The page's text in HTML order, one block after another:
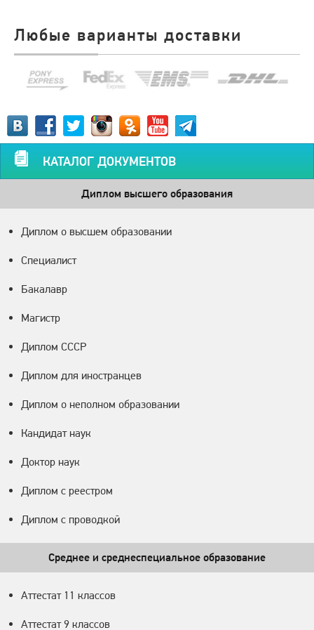
Любые варианты доставки
КАТАЛОГ ДОКУМЕНТОВ
Диплом высшего образования
Диплом о высшем образовании
Специалист
Бакалавр
Магистр
Диплом СССР
Диплом для иностранцев
Диплом о неполном образовании
Кандидат наук
Доктор наук
Диплом с реестром
Диплом с проводкой
Среднее и среднеспециальное образование
Аттестат 11 классов
Аттестат 9 классов